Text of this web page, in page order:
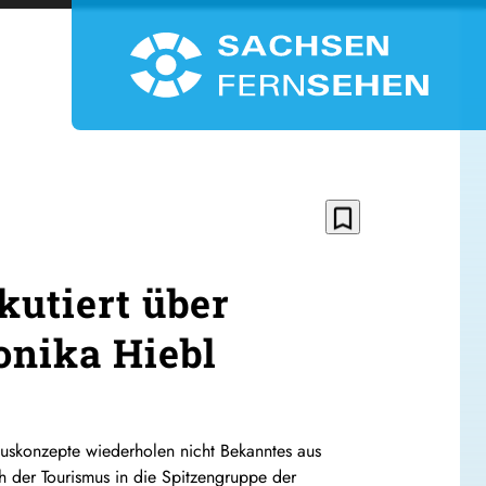
bookmark_border
über
Hiebl
wiederholen nicht Bekanntes aus
Tourismus in die Spitzengruppe der